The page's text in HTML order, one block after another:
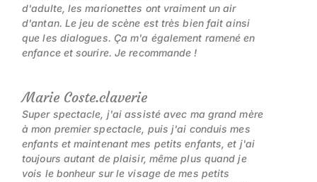
d'adulte, les marionettes ont vraiment un air
d'antan. Le jeu de scène est très bien fait ainsi
que les dialogues. Ça m'a également ramené en
enfance et sourire. Je recommande !
Marie Coste.claverie
Super spectacle, j'ai assisté avec ma grand mère
à mon premier spectacle, puis j'ai conduis mes
enfants et maintenant mes petits enfants, et j'ai
toujours autant de plaisir, même plus quand je
vois le bonheur sur le visage de mes petits